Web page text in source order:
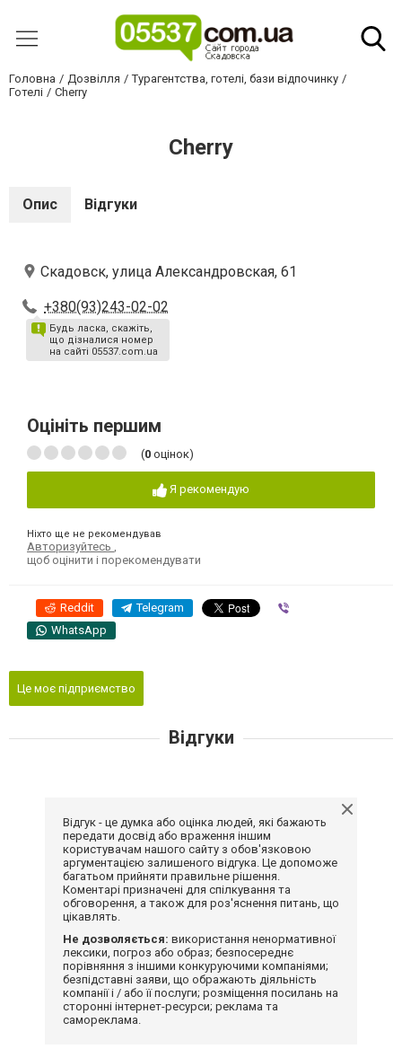
Головна Дозвілля
Турагентства, готелі, бази відпочинку
Готелі
Cherry
Cherry
Опис Відгуки
Скадовск, улица Александровская, 61
+380(93)243-02-02
Будь ласка, скажіть,
що дізналися номер
на сайті 05537.com.ua
Оцініть першим
(0 оцінок)
Я рекомендую
Ніхто ще не рекомендував
Авторизуйтесь
щоб оцінити і порекомендувати
Reddit Telegram
WhatsApp
Це моє підприємство
Відгуки
Відгук - це думка або оцінка людей, які бажають
передати досвід або враження іншим
користувачам нашого сайту з обов'язковою
аргументацією залишеного відгука. Це допоможе
багатьом прийняти правильне рішення.
Коментарі призначені для спілкування та
обговорення, а також для роз'яснення питань, що
цікавлять.
Не дозволяється: використання ненормативної
лексики, погроз або образ; безпосереднє
порівняння з іншими конкуруючими компаніями;
безпідставні заяви, що ображають діяльність
компанії і / або її послуги; розміщення посилань на
сторонні інтернет-ресурси; реклама та
самореклама.